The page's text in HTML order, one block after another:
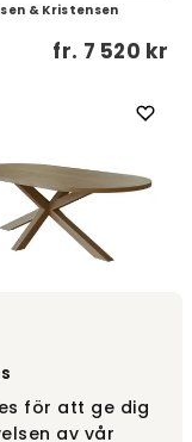
för att ge dig
av vår
& Kristensen
fr. 7 520 kr
& Kristensen
fr.26 700 kr